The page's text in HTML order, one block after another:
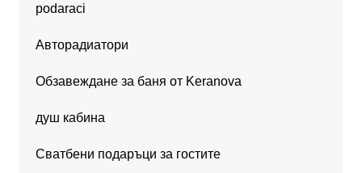
podaraci
Авторадиатори
Обзавеждане за баня от Keranova
душ кабина
Сватбени подаръци за гостите